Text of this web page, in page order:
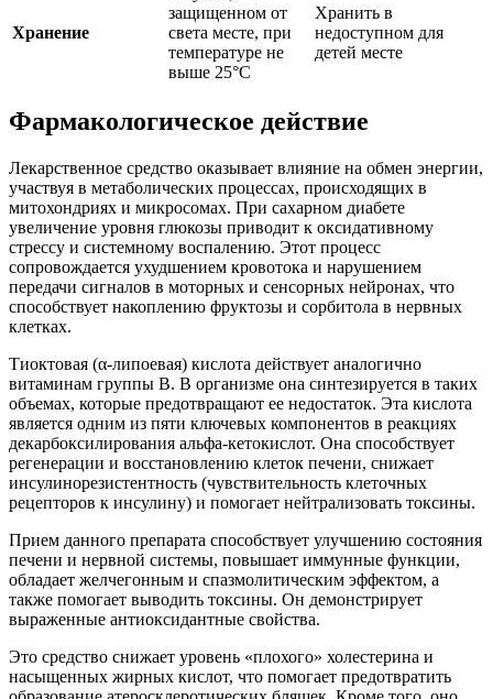
Хранение
защищенном от
света месте, при
температуре не
выше 25°C
Хранить в
недоступном для
детей месте
Фармакологическое действие
Лекарственное средство оказывает влияние на обмен энергии,
участвуя в метаболических процессах, происходящих в
митохондриях и микросомах. При сахарном диабете
увеличение уровня глюкозы приводит к оксидативному
стрессу и системному воспалению. Этот процесс
сопровождается ухудшением кровотока и нарушением
передачи сигналов в моторных и сенсорных нейронах, что
способствует накоплению фруктозы и сорбитола в нервных
клетках.
Тиоктовая (α-липоевая) кислота действует аналогично
витаминам группы В. В организме она синтезируется в таких
объемах, которые предотвращают ее недостаток. Эта кислота
является одним из пяти ключевых компонентов в реакциях
декарбоксилирования альфа-кетокислот. Она способствует
регенерации и восстановлению клеток печени, снижает
инсулинорезистентность (чувствительность клеточных
рецепторов к инсулину) и помогает нейтрализовать токсины.
Прием данного препарата способствует улучшению состояния
печени и нервной системы, повышает иммунные функции,
обладает желчегонным и спазмолитическим эффектом, а
также помогает выводить токсины. Он демонстрирует
выраженные антиоксидантные свойства.
Это средство снижает уровень «плохого» холестерина и
насыщенных жирных кислот, что помогает предотвратить